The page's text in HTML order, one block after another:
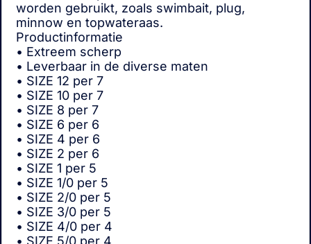
worden gebruikt, zoals swimbait, plug,
minnow en topwateraas.
Productinformatie
• Extreem scherp
• Leverbaar in de diverse maten
• SIZE 12 per 7
• SIZE 10 per 7
• SIZE 8 per 7
• SIZE 6 per 6
• SIZE 4 per 6
• SIZE 2 per 6
• SIZE 1 per 5
• SIZE 1/0 per 5
• SIZE 2/0 per 5
• SIZE 3/0 per 5
• SIZE 4/0 per 4
• SIZE 5/0 per 4